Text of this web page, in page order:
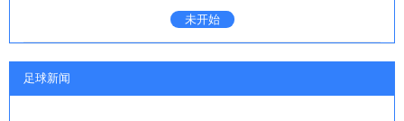
未开始
足球新闻